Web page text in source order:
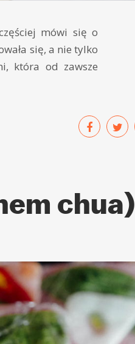
mówi się o
się, a nie tylko
która od zawsze
chua)